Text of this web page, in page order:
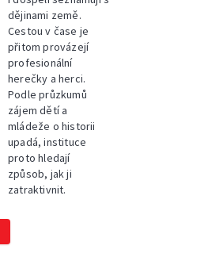
dějinami země.
Cestou v čase je
přitom provázejí
profesionální
herečky a herci.
Podle průzkumů
zájem dětí a
mládeže o historii
upadá, instituce
proto hledají
způsob, jak ji
zatraktivnit.